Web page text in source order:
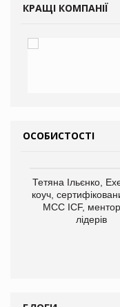
КРАЩІ КОМПАНІЇ
ОСОБИСТОСТІ
Тетяна Ільєнко,
коуч,
МСС ICF,
лідерів